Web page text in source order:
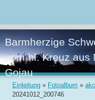
Barmherzige
vom hl. Kreuz aus
Gojau
Einleitung » Fotoalbum »
20241012_200746